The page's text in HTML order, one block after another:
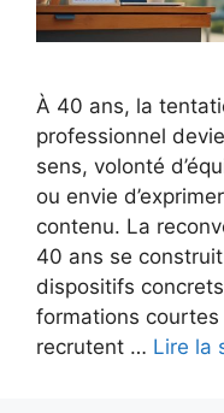
À 40 ans, la
professionnel
sens, volonté
ou envie
contenu. La
40 ans se
dispositifs
formations
recrutent … Lire la